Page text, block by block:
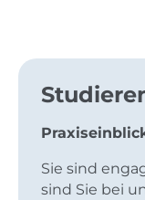
Sie sind
sind Sie bei